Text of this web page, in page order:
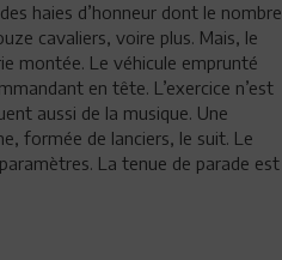
haies d’honneur dont le nombre
cavaliers, voire plus. Mais, le
montée. Le véhicule emprunté
en tête. L’exercice n’est
aussi de la musique. Une
formée de lanciers, le suit. Le
La tenue de parade est